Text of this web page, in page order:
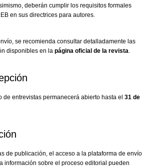
deberán cumplir los requisitos formales
en sus directrices para autores.
se recomienda consultar detalladamente las
disponibles en la página oficial de la revista.
de entrevistas permanecerá abierto hasta el 31 de
de publicación, el acceso a la plataforma de envío
información sobre el proceso editorial pueden